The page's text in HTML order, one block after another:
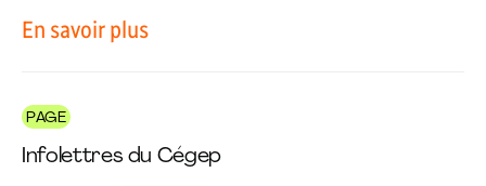
En savoir plus
PAGE
Infolettres du Cégep